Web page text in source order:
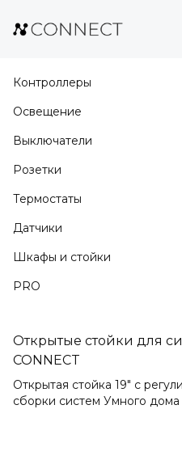
Контроллеры
Освещение
Выключатели
Розетки
Термостаты
Датчики
Шкафы и стойки
PRO
Открытые cтойки для
CONNECT
Открытая стойка 19" с
сборки систем Умного дома